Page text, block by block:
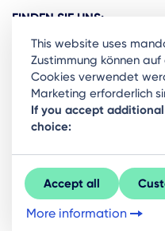
FINDEN SIE UNS:
Ready to stay in the
community?
Sign Up
This website uses
Zustimmung können
Cookies verwendet
Marketing erforderlich
If you accept
choice:
Accept all
More information